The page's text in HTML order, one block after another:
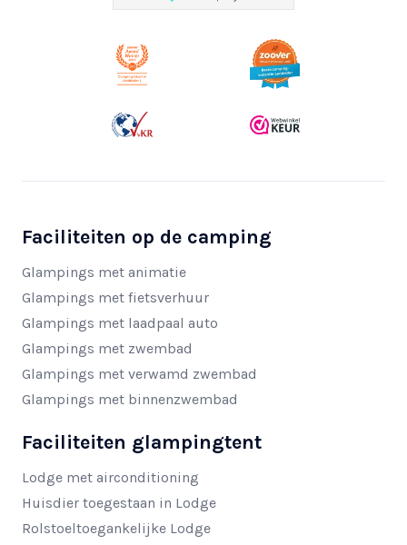
Faciliteiten op de camping
Glampings met animatie
Glampings met fietsverhuur
Glampings met laadpaal auto
Glampings met zwembad
Glampings met verwamd zwembad
Glampings met binnenzwembad
Faciliteiten glampingtent
Lodge met airconditioning
Huisdier toegestaan in Lodge
Rolstoeltoegankelijke Lodge